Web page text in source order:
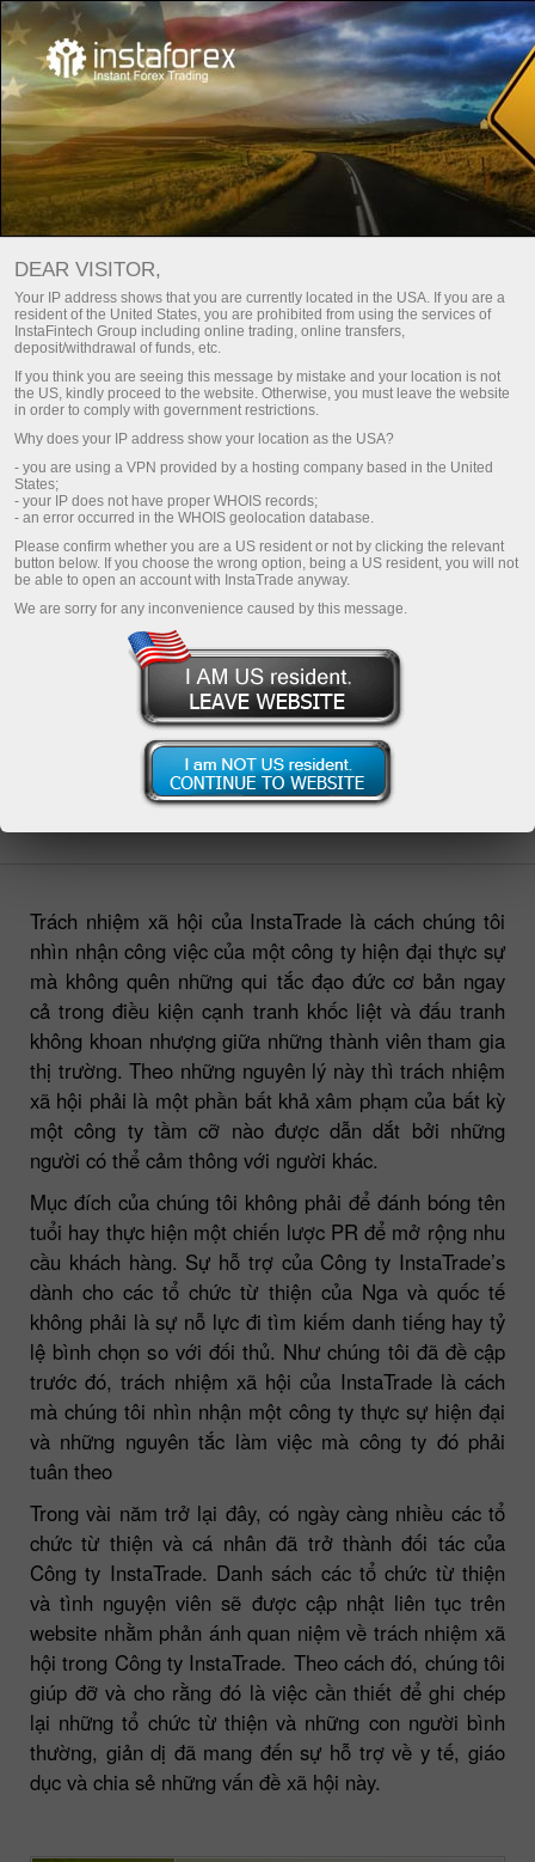
TRÁCH NHIỆM XÃ HỘI CỦA
INSTATRADE
Một trong những nguyên tắc làm việc quan trọng của
Công ty InstaTrade là mang tính nhân văn vào trong
hoạt động kinh doanh. Khi đã trở thành nhà môi giới
được biết đến nhiều nhất trên thị trường tiền tệ,
InstaTrade nỗ lực hết mình để thực hiện ý tưởng làm
việc tuân thủ theo nguyên tắc kinh doanh công bằng
Trách nhiệm xã hội của InstaTrade là cách chúng tôi
nhìn nhận công việc của một công ty hiện đại thực sự
mà không quên những qui tắc đạo đức cơ bản ngay
cả trong điều kiện cạnh tranh khốc liệt và đấu tranh
không khoan nhượng giữa những thành viên tham gia
thị trường. Theo những nguyên lý này thì trách nhiệm
xã hội phải là một phần bất khả xâm phạm của bất kỳ
một công ty tầm cỡ nào được dẫn dắt bởi những
người có thể cảm thông với người khác.
Mục đích của chúng tôi không phải để đánh bóng tên
tuổi hay thực hiện một chiến lược PR để mở rộng nhu
cầu khách hàng. Sự hỗ trợ của Công ty InstaTrade’s
dành cho các tổ chức từ thiện của Nga và quốc tế
không phải là sự nỗ lực đi tìm kiếm danh tiếng hay tỷ
lệ bình chọn so với đối thủ. Như chúng tôi đã đề cập
trước đó, trách nhiệm xã hội của InstaTrade là cách
mà chúng tôi nhìn nhận một công ty thực sự hiện đại
và những nguyên tắc làm việc mà công ty đó phải
tuân theo
Trong vài năm trở lại đây, có ngày càng nhiều các tổ
chức từ thiện và cá nhân đã trở thành đối tác của
Công ty InstaTrade. Danh sách các tổ chức từ thiện
và tình nguyện viên sẽ được cập nhật liên tục trên
website nhằm phản ánh quan niệm về trách nhiệm xã
hội trong Công ty InstaTrade. Theo cách đó, chúng tôi
giúp đỡ và cho rằng đó là việc cần thiết để ghi chép
lại những tổ chức từ thiện và những con người bình
thường, giản dị đã mang đến sự hỗ trợ về y tế, giáo
dục và chia sẻ những vấn đề xã hội này.
DEAR VISITOR,
Your IP address shows that you are currently located in the USA. If you are a
resident of the United States, you are prohibited from using the services of
InstaFintech Group including online trading, online transfers,
deposit/withdrawal of funds, etc.
If you think you are seeing this message by mistake and your location is not
the US, kindly proceed to the website. Otherwise, you must leave the website
in order to comply with government restrictions.
Why does your IP address show your location as the USA?
- you are using a VPN provided by a hosting company based in the United
States;
- your IP does not have proper WHOIS records;
- an error occurred in the WHOIS geolocation database.
Please confirm whether you are a US resident or not by clicking the relevant
button below. If you choose the wrong option, being a US resident, you will not
be able to open an account with InstaTrade anyway.
We are sorry for any inconvenience caused by this message.